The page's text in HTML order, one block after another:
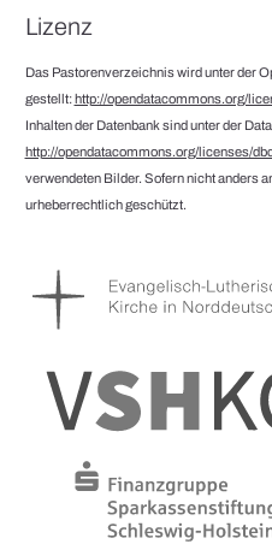
Lizenz
Das Pastorenverzeichnis wird unter der
gestellt:http://opendatacommons.org/
Inhalten der Datenbank sind unter der
http://opendatacommons.org/licenses/
verwendeten Bilder. Sofern nicht anders
urheberrechtlich geschützt.